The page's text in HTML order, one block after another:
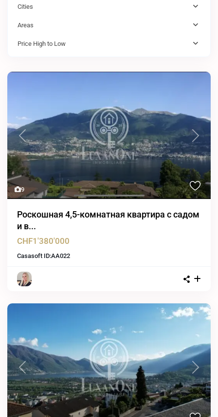
Cities
Areas
Price High to Low
9
Previous Next
Роскошная 4,5-комнатная квартира с садом
и в...
CHF1'380'000
Casasoft ID:AA022
Previous Next